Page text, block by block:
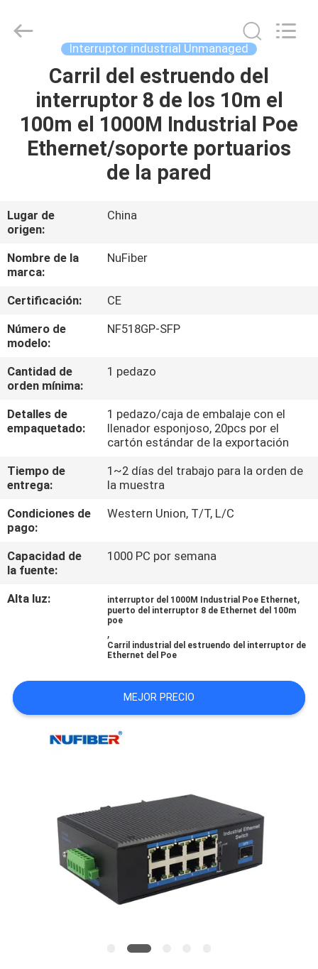
HOGAR
PRODUCTOS
VIAJE
DE
LA
FÁBRICA
CONTROL
DE
EN
CONTACTO
CON
NOTICIAS
PIDA
MAPA
SITIO
PRIVACIDAD
Technology
Co.,Ltd.
Interruptor industrial Unmanaged
Carril del estruendo del
interruptor 8 de los 10m el
100m el 1000M Industrial Poe
Ethernet/soporte portuarios
de la pared
Lugar de
origen:
China
Nombre de la
marca:
NuFiber
Certificación:
CE
Número de
modelo:
NF518GP-SFP
Cantidad de
orden mínima:
1 pedazo
Detalles de
empaquetado:
1 pedazo/caja de embalaje con el
llenador esponjoso, 20pcs por el
cartón estándar de la exportación
Tiempo de
entrega:
1~2 días del trabajo para la orden de
la muestra
Condiciones de
pago:
Western Union, T/T, L/C
Capacidad de
la fuente:
1000 PC por semana
Alta luz: interruptor del 1000M Industrial Poe Ethernet,
puerto del interruptor 8 de Ethernet del 100m
poe
,
Carril industrial del estruendo del interruptor de
Ethernet del Poe
MEJOR PRECIO